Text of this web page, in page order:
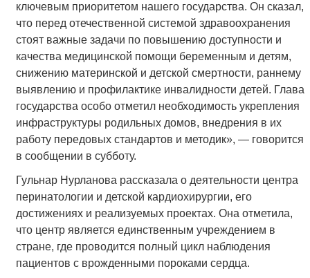
ключевым приоритетом нашего государства. Он сказал,
что перед отечественной системой здравоохранения
стоят важные задачи по повышению доступности и
качества медицинской помощи беременным и детям,
снижению материнской и детской смертности, раннему
выявлению и профилактике инвалидности детей. Глава
государства особо отметил необходимость укрепления
инфраструктуры родильных домов, внедрения в их
работу передовых стандартов и методик», — говорится
в сообщении в субботу.
Гульнар Нурланова рассказала о деятельности центра
перинатологии и детской кардиохирургии, его
достижениях и реализуемых проектах. Она отметила,
что центр является единственным учреждением в
стране, где проводится полный цикл наблюдения
пациентов с врожденными пороками сердца.